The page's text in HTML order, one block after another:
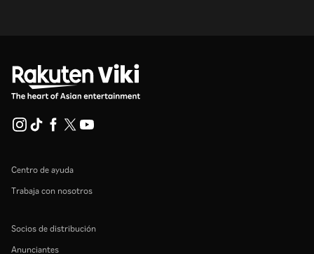
Centro de ayuda
Trabaja con nosotros
Socios de distribución
Anunciantes